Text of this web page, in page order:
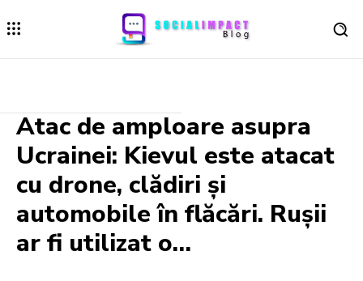
Atac de amploare asupra
Ucrainei: Kievul este atacat
cu drone, clădiri și
automobile în flăcări. Rușii
ar fi utilizat o…